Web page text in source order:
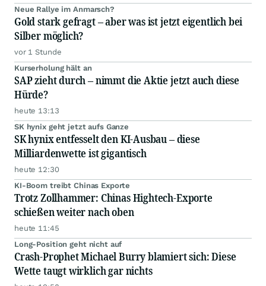
Neue Rallye im Anmarsch?
Gold stark gefragt – aber was ist jetzt eigentlich bei
Silber möglich?
vor 1 Stunde
Kurserholung hält an
SAP zieht durch – nimmt die Aktie jetzt auch diese
Hürde?
heute 13:13
SK hynix geht jetzt aufs Ganze
SK hynix entfesselt den KI-Ausbau – diese
Milliardenwette ist gigantisch
heute 12:30
KI-Boom treibt Chinas Exporte
Trotz Zollhammer: Chinas Hightech-Exporte
schießen weiter nach oben
heute 11:45
Long-Position geht nicht auf
Crash-Prophet Michael Burry blamiert sich: Diese
Wette taugt wirklich gar nichts